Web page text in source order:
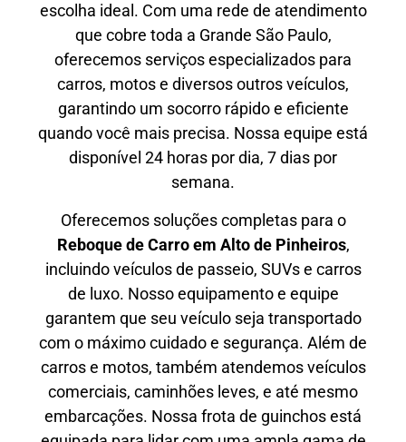
escolha ideal. Com uma rede de atendimento
que cobre toda a Grande São Paulo,
oferecemos serviços especializados para
carros, motos e diversos outros veículos,
garantindo um socorro rápido e eficiente
quando você mais precisa. Nossa equipe está
disponível 24 horas por dia, 7 dias por
semana.
Oferecemos soluções completas para o
Reboque de Carro em Alto de Pinheiros,
incluindo veículos de passeio, SUVs e carros
de luxo. Nosso equipamento e equipe
garantem que seu veículo seja transportado
com o máximo cuidado e segurança. Além de
carros e motos, também atendemos veículos
comerciais, caminhões leves, e até mesmo
embarcações. Nossa frota de guinchos está